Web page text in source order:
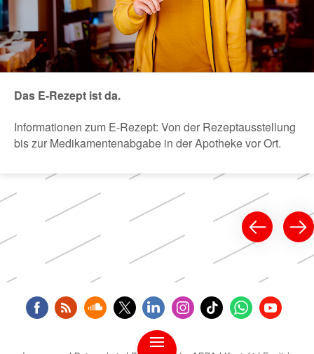
Das E-Rezept ist da.
Informationen zum E-Rezept: Von der Rezeptausstellung
bis zur Medikamentenabgabe in der Apotheke vor Ort.